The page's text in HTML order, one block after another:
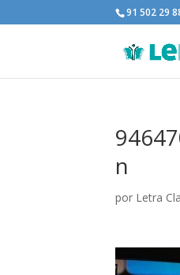
91 502 29
n
por Letra